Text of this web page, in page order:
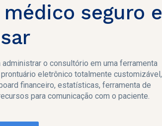
seguro e
administrar o consultório em uma ferramenta
eletrônico totalmente customizável,
financeiro, estatísticas, ferramenta de
para comunicação com o paciente.